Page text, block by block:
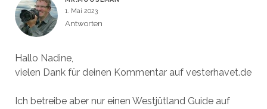
1. Mai 2023
Antworten
Hallo Nadine,
vielen Dank für deinen Kommentar auf vesterhavet.de
Ich betreibe aber nur einen Westjütland Guide auf